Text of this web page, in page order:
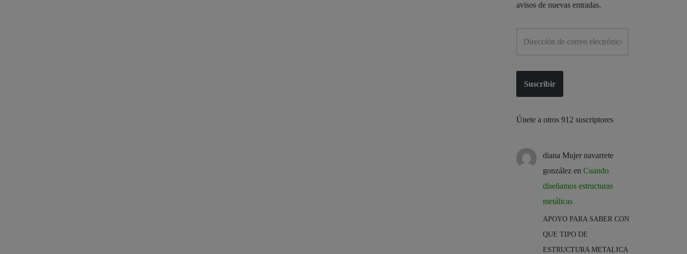
avisos de nuevas entradas.
Suscribir
Únete a otros 912 suscriptores
diana Mujer navarrete
gonzálezen Cuando
diseñamos estructuras
metálicas
APOYO PARA SABER CON
QUE TIPO DE
ESTRUCTURA METALICA